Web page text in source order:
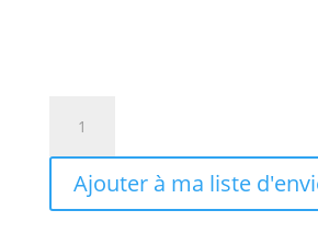
Panier
légumes
Ajouter à ma liste